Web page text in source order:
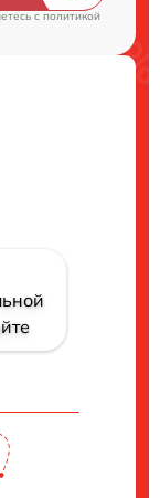
cполитикой